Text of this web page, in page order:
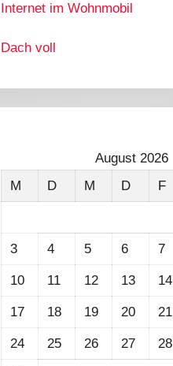
Internet im Wohnmobil
Dach voll
August 2026
M
D M D F
3 4 5 6 7
10 11 12 13 14
17 18 19 20 21
24 25 26 27 28